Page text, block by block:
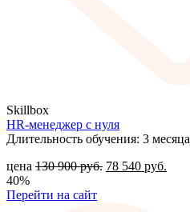
Skillbox
HR-менеджер с нуля
Длительность обучения: 3 месяца
цена 130 900руб. 78 540 руб.
40%
Перейти на сайт